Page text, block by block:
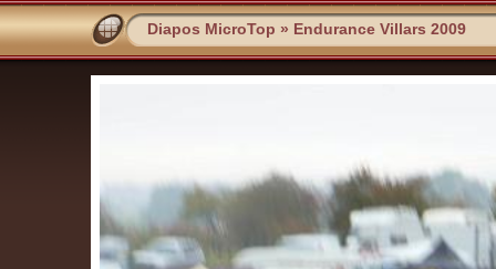
Diapos MicroTop » Endurance Villars 2009